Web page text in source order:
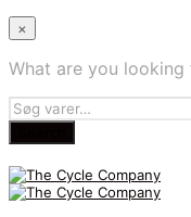
×
What are you looking